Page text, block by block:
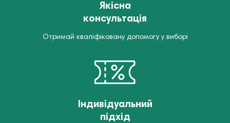
Якісна
консультація
Отримай кваліфіковану допомогу у виборі
Індивідуальний
підхід